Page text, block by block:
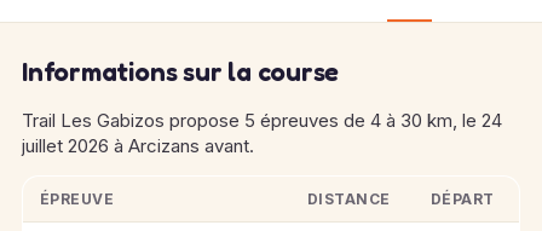
Informations sur la course
Trail Les Gabizos propose 5 épreuves de 4 à 30 km, le 24
juillet 2026 à Arcizans avant.
ÉPREUVE DISTANCE DÉPART